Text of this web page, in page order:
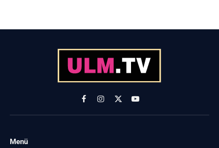
FacebookInstagram
X
(Twitter)
YouTube
Menü